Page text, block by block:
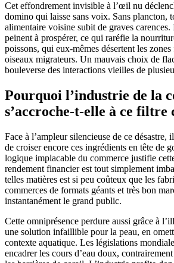
Cet effondrement invisible à l’œil nu
domino qui laisse sans voix. Sans plancton,
alimentaire voisine subit de graves carences.
peinent à prospérer, ce qui raréfie la
poissons, qui eux-mêmes désertent les
oiseaux migrateurs. Un mauvais choix de
bouleverse des interactions vieilles de
Pourquoi l’industrie de la
s’accroche-t-elle à ce filtre
Face à l’ampleur silencieuse de ce désastre,
de croiser encore ces ingrédients en tête de
logique implacable du commerce justifie
rendement financier est tout simplement
telles matières est si peu coûteux que les
commerces de formats géants et très bon
instantanément le grand public.
Cette omniprésence perdure aussi grâce à
une solution infaillible pour la peau, en
contexte aquatique. Les législations
encadrer les cours d’eau doux,